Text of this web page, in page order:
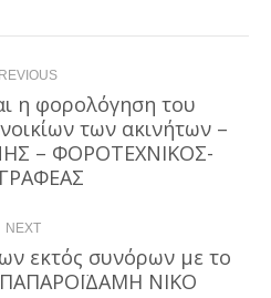
Previous
post:
η φορολόγηση του
των ακινήτων –
– ΦΟΡΟΤΕΧΝΙΚΟΣ-
NEXT
Next
post:
εκτός συνόρων με το
ΠΑΠΑΡΟΪΔΑΜΗ ΝΙΚΟ